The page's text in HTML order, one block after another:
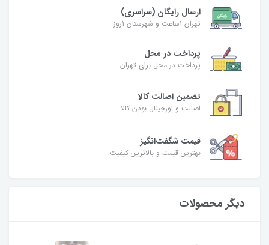
ارسال رایگان (سراسری)
تهران 1ساعت و شهرستان 1روز
پرداخت در محل
پرداخت در محل برای تهران
تضمین اصالت کالا
اصالت و اورجینال بودن کالا
قیمت شگفت‌انگیز
بهترین قیمت و بالاترین کیفیت
دیگر محصولات